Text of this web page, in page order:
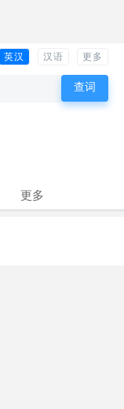
英汉 汉语 更多
更多